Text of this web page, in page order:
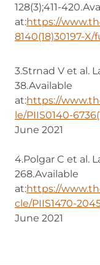
128(3);411-
at:https://
8140(18)30197-
3.Strnad V et al.
38.Available
at:https://
le/PIIS0140-
June 2021
4.Polgar C et al.
268.Available
at:https://
cle/PIIS1470-
June 2021